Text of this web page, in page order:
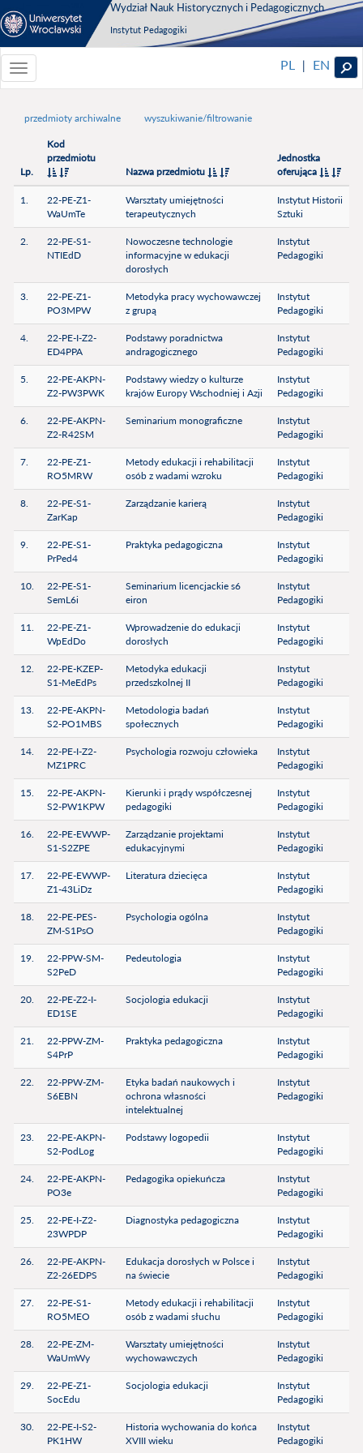
Wydział Nauk Historycznych i Pedagogicznych
Instytut Pedagogiki
Toggle
navigationToggle
PL | EN
przedmioty archiwalne wyszukiwanie/filtrowanie
Lp.
Kod
przedmiotu
Nazwa przedmiotu
Jednostka
oferująca
1.
22-PE-Z1-
WaUmTe
Warsztaty umiejętności
terapeutycznych
Instytut Historii
Sztuki
2.
22-PE-S1-
NTIEdD
Nowoczesne technologie
informacyjne w edukacji
dorosłych
Instytut
Pedagogiki
3.
22-PE-Z1-
PO3MPW
Metodyka pracy wychowawczej
z grupą
Instytut
Pedagogiki
4.
22-PE-I-Z2-
ED4PPA
Podstawy poradnictwa
andragogicznego
Instytut
Pedagogiki
5.
22-PE-AKPN-
Z2-PW3PWK
Podstawy wiedzy o kulturze
krajów Europy Wschodniej i Azji
Instytut
Pedagogiki
6.
22-PE-AKPN-
Z2-R42SM
Seminarium monograficzne
Instytut
Pedagogiki
7.
22-PE-Z1-
RO5MRW
Metody edukacji i rehabilitacji
osób z wadami wzroku
Instytut
Pedagogiki
8.
22-PE-S1-
ZarKap
Zarządzanie karierą
Instytut
Pedagogiki
9.
22-PE-S1-
PrPed4
Praktyka pedagogiczna
Instytut
Pedagogiki
10.
22-PE-S1-
SemL6i
Seminarium licencjackie s6
eiron
Instytut
Pedagogiki
11.
22-PE-Z1-
WpEdDo
Wprowadzenie do edukacji
dorosłych
Instytut
Pedagogiki
12.
22-PE-KZEP-
S1-MeEdPs
Metodyka edukacji
przedszkolnej II
Instytut
Pedagogiki
13.
22-PE-AKPN-
S2-PO1MBS
Metodologia badań
społecznych
Instytut
Pedagogiki
14.
22-PE-I-Z2-
MZ1PRC
Psychologia rozwoju człowieka
Instytut
Pedagogiki
15.
22-PE-AKPN-
S2-PW1KPW
Kierunki i prądy współczesnej
pedagogiki
Instytut
Pedagogiki
16.
22-PE-EWWP-
S1-S2ZPE
Zarządzanie projektami
edukacyjnymi
Instytut
Pedagogiki
17.
22-PE-EWWP-
Z1-43LiDz
Literatura dziecięca
Instytut
Pedagogiki
18.
22-PE-PES-
ZM-S1PsO
Psychologia ogólna
Instytut
Pedagogiki
19.
22-PPW-SM-
S2PeD
Pedeutologia
Instytut
Pedagogiki
20.
22-PE-Z2-I-
ED1SE
Socjologia edukacji
Instytut
Pedagogiki
21.
22-PPW-ZM-
S4PrP
Praktyka pedagogiczna
Instytut
Pedagogiki
22.
22-PPW-ZM-
S6EBN
Etyka badań naukowych i
ochrona własności
intelektualnej
Instytut
Pedagogiki
23.
22-PE-AKPN-
S2-PodLog
Podstawy logopedii
Instytut
Pedagogiki
24.
22-PE-AKPN-
PO3e
Pedagogika opiekuńcza
Instytut
Pedagogiki
25.
22-PE-I-Z2-
23WPDP
Diagnostyka pedagogiczna
Instytut
Pedagogiki
26.
22-PE-AKPN-
Z2-26EDPS
Edukacja dorosłych w Polsce i
na świecie
Instytut
Pedagogiki
27.
22-PE-S1-
RO5MEO
Metody edukacji i rehabilitacji
osób z wadami słuchu
Instytut
Pedagogiki
28.
22-PE-ZM-
WaUmWy
Warsztaty umiejętności
wychowawczych
Instytut
Pedagogiki
29.
22-PE-Z1-
SocEdu
Socjologia edukacji
Instytut
Pedagogiki
30.
22-PE-I-S2-
PK1HW
Historia wychowania do końca
XVIII wieku
Instytut
Pedagogiki